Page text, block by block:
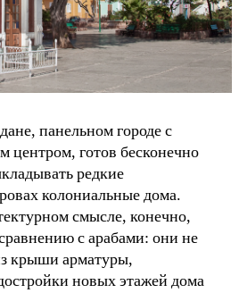
панельном городе с
центром, готов бесконечно
редкие
колониальные дома.
смысле, конечно,
с арабами: они не
крыши арматуры,
новых этажей дома